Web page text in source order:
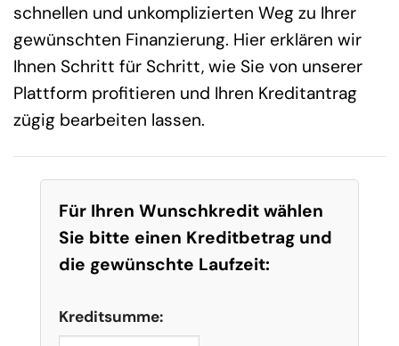
schnellen und unkomplizierten Weg zu Ihrer
gewünschten Finanzierung. Hier erklären wir
Ihnen Schritt für Schritt, wie Sie von unserer
Plattform profitieren und Ihren Kreditantrag
zügig bearbeiten lassen.
Für Ihren Wunschkredit wählen
Sie bitte einen Kreditbetrag und
die gewünschte Laufzeit:
Kreditsumme: